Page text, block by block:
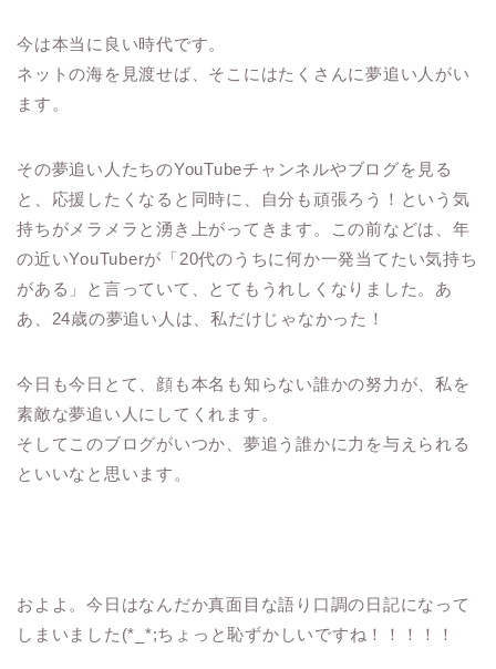
今は本当に良い時代です。
ネットの海を見渡せば、そこにはたくさんに夢追い人がい
ます。
その夢追い人たちのYouTubeチャンネルやブログを見る
と、応援したくなると同時に、自分も頑張ろう！という気
持ちがメラメラと湧き上がってきます。この前などは、年
の近いYouTuberが「20代のうちに何か一発当てたい気持ち
がある」と言っていて、とてもうれしくなりました。あ
あ、24歳の夢追い人は、私だけじゃなかった！
今日も今日とて、顔も本名も知らない誰かの努力が、私を
素敵な夢追い人にしてくれます。
そしてこのブログがいつか、夢追う誰かに力を与えられる
といいなと思います。
およよ。今日はなんだか真面目な語り口調の日記になって
しまいました(*_*;ちょっと恥ずかしいですね！！！！！